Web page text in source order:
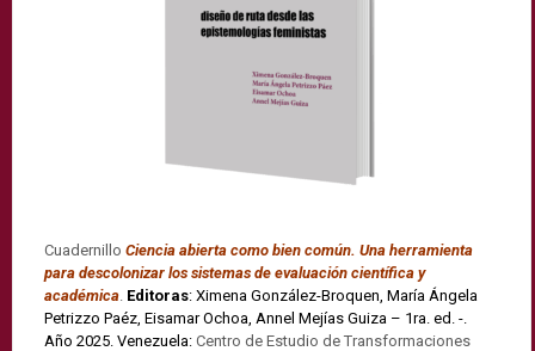
Cuadernillo Ciencia abierta como bien común. Una herramienta
para descolonizar los sistemas de evaluación científica y
académica. Editoras: Ximena González-Broquen, María Ángela
Petrizzo Paéz, Eisamar Ochoa, Annel Mejías Guiza – 1ra. ed. -.
Año 2025. Venezuela: Centro de Estudio de Transformaciones